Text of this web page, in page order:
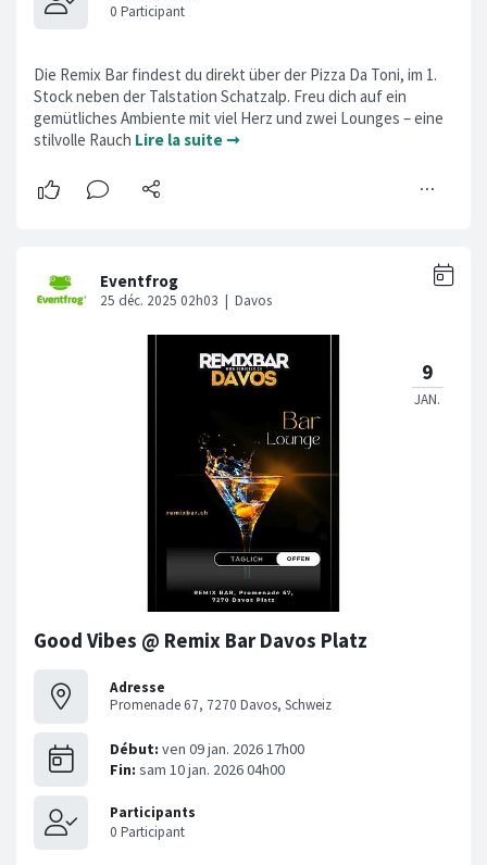
Die Remix Bar findest du direkt über der Pizza Da Toni, im 1.
Stock neben der Talstation Schatzalp. Freu dich auf ein
gemütliches Ambiente mit viel Herz und zwei Lounges – eine
stilvolle Rauch Lire la suite ➞
Good Vibes @ Remix Bar Davos Platz
Adresse
Promenade 67, 7270 Davos, Schweiz